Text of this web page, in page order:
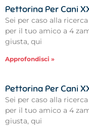
Pettorina Per Cani
Sei per caso alla
per il tuo amico a 4
giusta, qui
Approfondisci »
Pettorina Per Cani
Sei per caso alla
per il tuo amico a 4
giusta, qui